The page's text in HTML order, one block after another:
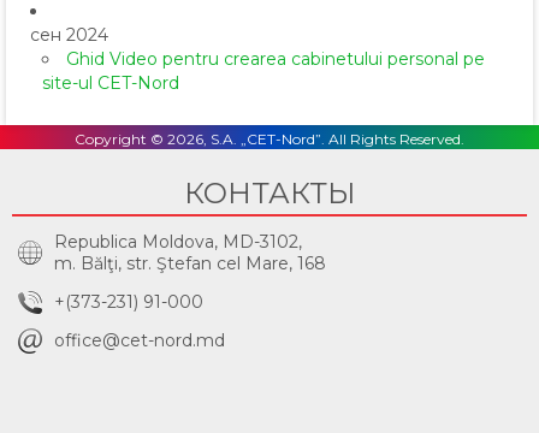
сен 2024
Ghid Video pentru crearea cabinetului personal pe
site-ul CET-Nord
Copyright © 2026, S.A. „CET-Nord”. All Rights Reserved.
КОНТАКТЫ
Republica Moldova, MD-3102,
m. Bălţi, str. Ştefan cel Mare, 168
+(373-231) 91-000
office@cet-nord.md